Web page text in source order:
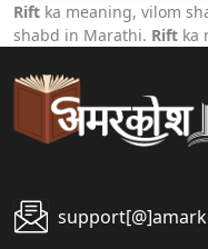
Rift ka meaning, vilom
shabd in Marathi. Rift ka